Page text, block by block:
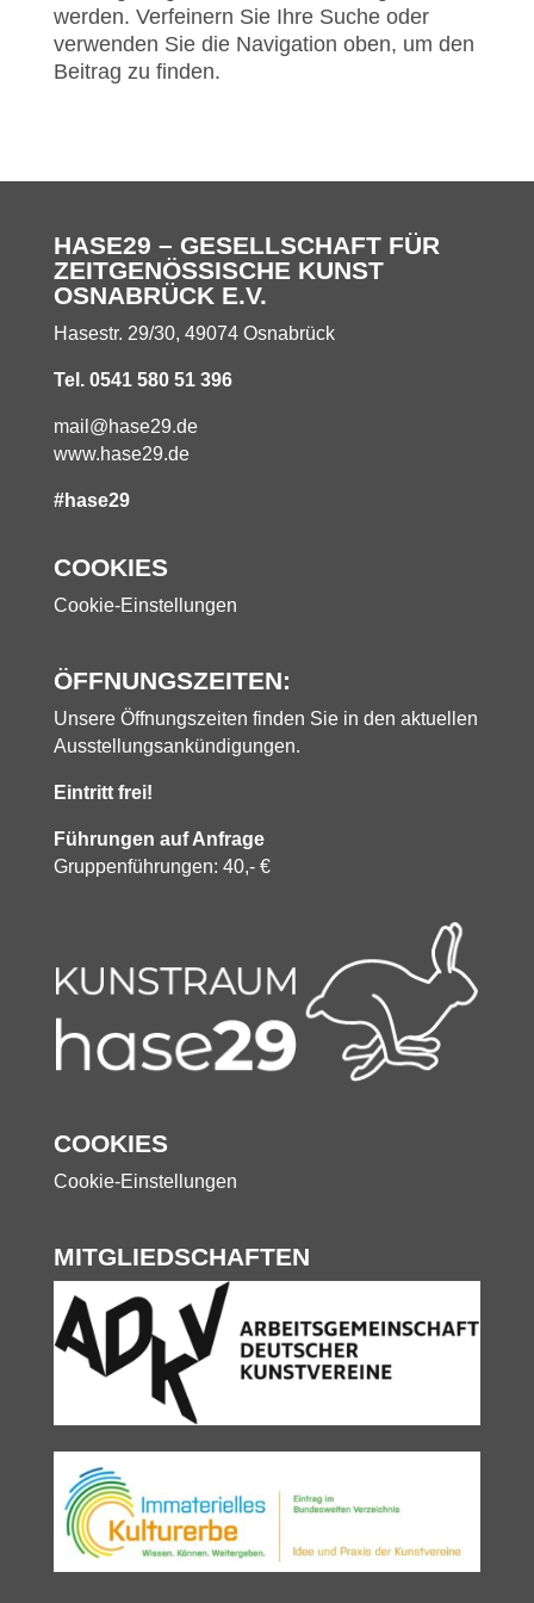
werden. Verfeinern Sie Ihre Suche oder
verwenden Sie die Navigation oben, um den
Beitrag zu finden.
HASE29 – GESELLSCHAFT FÜR
ZEITGENÖSSISCHE KUNST
OSNABRÜCK E.V.
Hasestr. 29/30, 49074 Osnabrück
Tel. 0541 580 51 396
mail@hase29.de
www.hase29.de
#hase29
COOKIES
Cookie-Einstellungen
ÖFFNUNGSZEITEN:
Unsere Öffnungszeiten finden Sie in den aktuellen
Ausstellungsankündigungen.
Eintritt frei!
Führungen auf Anfrage
Gruppenführungen: 40,- €
COOKIES
Cookie-Einstellungen
MITGLIEDSCHAFTEN